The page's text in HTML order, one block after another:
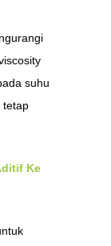
suhu
tetap
Ke